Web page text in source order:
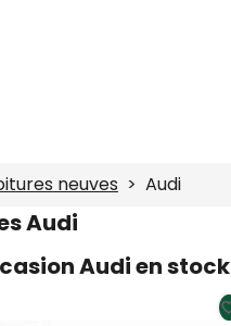
neuves Audi
Audi
Audi en stock